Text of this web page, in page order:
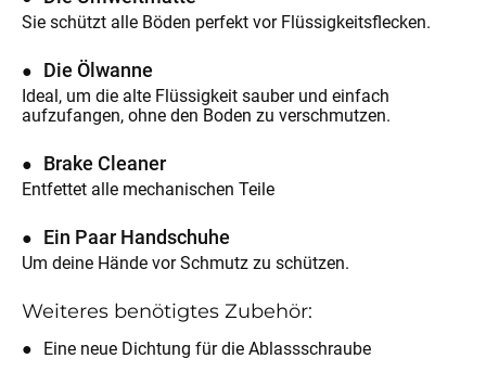
Sie schützt alle Böden perfekt vor Flüssigkeitsflecken.
Die Ölwanne
Ideal, um die alte Flüssigkeit sauber und einfach
aufzufangen, ohne den Boden zu verschmutzen.
Brake Cleaner
Entfettet alle mechanischen Teile
Ein Paar Handschuhe
Um deine Hände vor Schmutz zu schützen.
Weiteres benötigtes Zubehör:
Eine neue Dichtung für die Ablassschraube